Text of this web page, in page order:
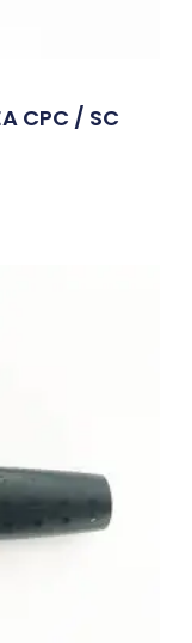
CPC / SC